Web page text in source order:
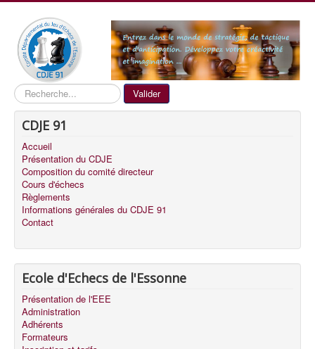
Recherche Valider
CDJE 91
Accueil
Présentation du CDJE
Composition du comité directeur
Cours d'échecs
Règlements
Informations générales du CDJE 91
Contact
Ecole d'Echecs de l'Essonne
Présentation de l'EEE
Administration
Adhérents
Formateurs